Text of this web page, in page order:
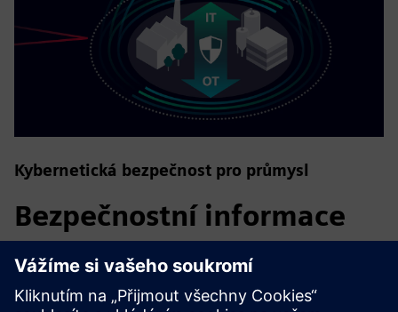
Kybernetická bezpečnost pro průmysl
Bezpečnostní informace
Aby bylo možné chránit zařízení, systémy, stroje a sítě před
neustále udržovat — holistický a nejmodernější koncept